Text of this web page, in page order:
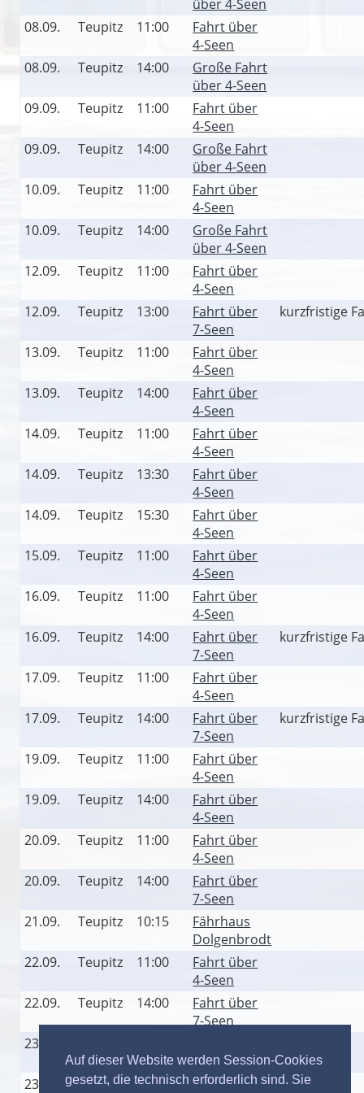
Auf dieser Website werden Session-Cookies
gesetzt, die technisch erforderlich sind. Sie
über 4-Seen
08.09.
Teupitz 11:00
Fahrt über
4-Seen
08.09.
Teupitz 14:00
Große Fahrt
über 4-Seen
09.09.
Teupitz 11:00
Fahrt über
4-Seen
09.09.
Teupitz 14:00
Große Fahrt
über 4-Seen
10.09.
Teupitz 11:00
Fahrt über
4-Seen
10.09.
Teupitz 14:00
Große Fahrt
über 4-Seen
12.09.
Teupitz 11:00
Fahrt über
4-Seen
12.09.
Teupitz 13:00
Fahrt über
7-Seen
kurzfristige
13.09. Teupitz 11:00
Fahrt über
4-Seen
13.09.
Teupitz 14:00
Fahrt über
4-Seen
14.09.
Teupitz 11:00
Fahrt über
4-Seen
14.09.
Teupitz 13:30
Fahrt über
4-Seen
14.09.
Teupitz 15:30
Fahrt über
4-Seen
15.09.
Teupitz 11:00
Fahrt über
4-Seen
16.09.
Teupitz 11:00
Fahrt über
4-Seen
16.09.
Teupitz 14:00
Fahrt über
7-Seen
kurzfristige
17.09. Teupitz 11:00
Fahrt über
4-Seen
17.09.
Teupitz 14:00
Fahrt über
7-Seen
kurzfristige
19.09. Teupitz 11:00
Fahrt über
4-Seen
19.09.
Teupitz 14:00
Fahrt über
4-Seen
20.09.
Teupitz 11:00
Fahrt über
4-Seen
20.09.
Teupitz 14:00
Fahrt über
7-Seen
21.09.
Teupitz 10:15
Fährhaus
Dolgenbrodt
22.09.
Teupitz 11:00
Fahrt über
4-Seen
22.09.
Teupitz 14:00
Fahrt über
7-Seen
23.09.
4-Seen
23.09.
Teupitz 14:00
Fahrt über